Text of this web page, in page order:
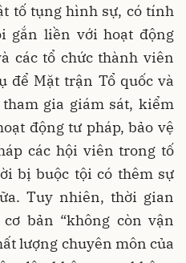
tố tụng hình sự, có tính
gắn liền với hoạt động
các tổ chức thành viên
để Mặt trận Tổ quốc và
gia giám sát, kiểm
động tư pháp, bảo vệ
các hội viên trong tố
bị buộc tội có thêm sự
Tuy nhiên, thời gian
bản “không còn vận
lượng chuyên môn của